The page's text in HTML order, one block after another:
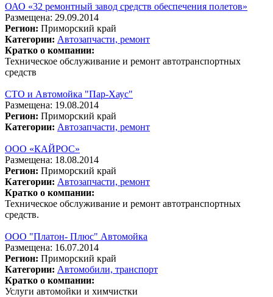
ОАО «32 ремонтный завод средств обеспечения полетов»
Размещена: 29.09.2014
Регион: Приморский край
Категории: Автозапчасти, ремонт
Кратко о компании:
Техническое обслуживание и ремонт автотранспортных
средств
СТО и Автомойка "Пар-Хаус"
Размещена: 19.08.2014
Регион: Приморский край
Категории: Автозапчасти, ремонт
ООО «КАЙРОС»
Размещена: 18.08.2014
Регион: Приморский край
Категории: Автозапчасти, ремонт
Кратко о компании:
Техническое обслуживание и ремонт автотранспортных
средств.
ООО "Платон- Плюс" Автомойка
Размещена: 16.07.2014
Регион: Приморский край
Категории: Автомобили, транспорт
Кратко о компании:
Услуги автомойки и химчистки